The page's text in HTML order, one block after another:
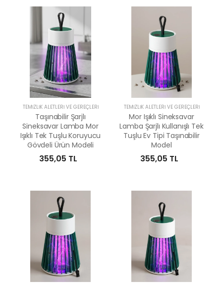
TEMIZLIK ALETLERI VE GEREÇLERI
Taşınabilir Şarjlı
Sineksavar Lamba Mor
Işıklı Tek Tuşlu Koruyucu
Gövdeli Ürün Modeli
355,05 TL
TEMIZLIK ALETLERI VE GEREÇLERI
Mor Işıklı Sineksavar
Lamba Şarjlı Kullanışlı Tek
Tuşlu Ev Tipi Taşınabilir
Model
355,05 TL